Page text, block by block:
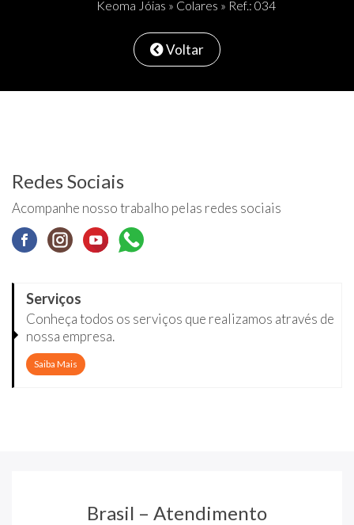
Keoma Jóias » Colares » Ref.: 034
Voltar
Redes Sociais
Acompanhe nosso trabalho pelas redes sociais
Serviços
Conheça todos os serviços que realizamos através de
nossa empresa.
Saiba Mais
Brasil – Atendimento